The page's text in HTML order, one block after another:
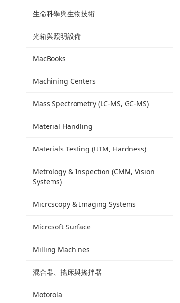
生命科學與生物技術
光箱與照明設備
MacBooks
Machining Centers
Mass Spectrometry (LC-MS, GC-MS)
Material Handling
Materials Testing (UTM, Hardness)
Metrology & Inspection (CMM, Vision
Systems)
Microscopy & Imaging Systems
Microsoft Surface
Milling Machines
混合器、搖床與搖拌器
Motorola